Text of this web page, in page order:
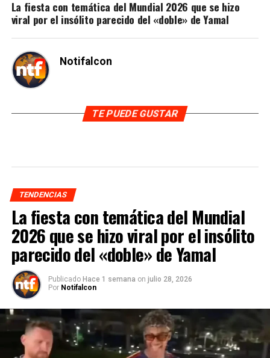
La fiesta con temática del Mundial 2026 que se hizo
viral por el insólito parecido del «doble» de Yamal
Notifalcon
TE PUEDE GUSTAR
TENDENCIAS
La fiesta con temática del Mundial
2026 que se hizo viral por el insólito
parecido del «doble» de Yamal
Publicado Hace 1 semana on julio 28, 2026
Por Notifalcon